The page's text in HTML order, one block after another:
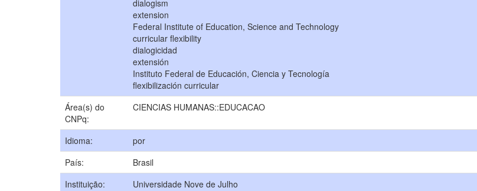
dialogism
extension
Federal Institute of Education, Science and Technology
curricular flexibility
dialogicidad
extensión
Instituto Federal de Educación, Ciencia y Tecnología
flexibilización curricular
Área(s) do
CNPq:
CIENCIAS HUMANAS::EDUCACAO
Idioma:
por
País:
Brasil
Instituição:
Universidade Nove de Julho